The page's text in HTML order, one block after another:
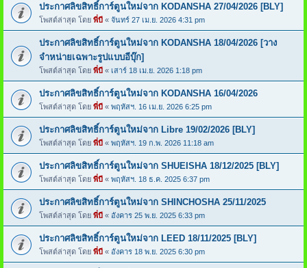
ประกาศลิขสิทธิ์การ์ตูนใหม่จาก KODANSHA 27/04/2026 [BLY]
โพสต์ล่าสุด โดย พี่บี « จันทร์ 27 เม.ย. 2026 4:31 pm
ประกาศลิขสิทธิ์การ์ตูนใหม่จาก KODANSHA 18/04/2026 [วาง
จำหน่ายเฉพาะรูปแบบอีบุ๊ก]
โพสต์ล่าสุด โดย พี่บี « เสาร์ 18 เม.ย. 2026 1:18 pm
ประกาศลิขสิทธิ์การ์ตูนใหม่จาก KODANSHA 16/04/2026
โพสต์ล่าสุด โดย พี่บี « พฤหัสฯ. 16 เม.ย. 2026 6:25 pm
ประกาศลิขสิทธิ์การ์ตูนใหม่จาก Libre 19/02/2026 [BLY]
โพสต์ล่าสุด โดย พี่บี « พฤหัสฯ. 19 ก.พ. 2026 11:18 am
ประกาศลิขสิทธิ์การ์ตูนใหม่จาก SHUEISHA 18/12/2025 [BLY]
โพสต์ล่าสุด โดย พี่บี « พฤหัสฯ. 18 ธ.ค. 2025 6:37 pm
ประกาศลิขสิทธิ์การ์ตูนใหม่จาก SHINCHOSHA 25/11/2025
โพสต์ล่าสุด โดย พี่บี « อังคาร 25 พ.ย. 2025 6:33 pm
ประกาศลิขสิทธิ์การ์ตูนใหม่จาก LEED 18/11/2025 [BLY]
โพสต์ล่าสุด โดย พี่บี « อังคาร 18 พ.ย. 2025 6:30 pm